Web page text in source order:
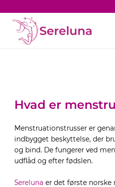
indholdet
Hvad er
Menstruationstrusser er
indbygget beskyttelse, der
og bind. De fungerer ved
udflåd og efter fødslen.
Sereluna er det første norske